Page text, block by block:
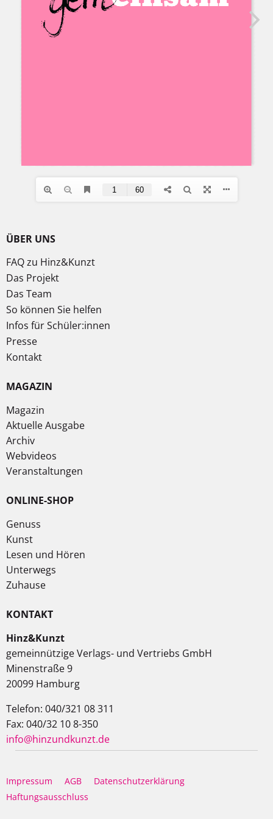
ÜBER UNS
FAQ zu Hinz&Kunzt
Das Projekt
Das Team
So können Sie helfen
Infos für Schüler:innen
Presse
Kontakt
MAGAZIN
Magazin
Aktuelle Ausgabe
Archiv
Webvideos
Veranstaltungen
ONLINE-SHOP
Genuss
Kunst
Lesen und Hören
Unterwegs
Zuhause
KONTAKT
Hinz&Kunzt
gemeinnützige Verlags- und Vertriebs GmbH
Minenstraße 9
20099 Hamburg
Telefon: 040/321 08 311
Fax: 040/32 10 8-350
info@hinzundkunzt.de
Impressum AGB
Datenschutzerklärung
Haftungsausschluss